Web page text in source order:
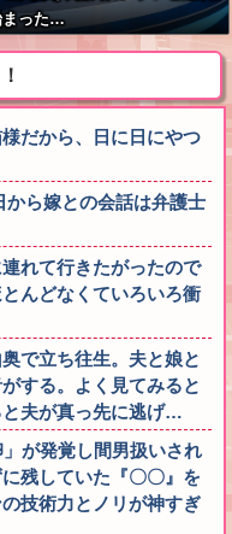
まった…
だから、日に日にやつ
ら嫁との会話は弁護士
れて行きたがったので
んどなくていろいろ衝
で立ち往生。夫と娘と
する。よく見てみると
夫が真っ先に逃げ…
が発覚し間男扱いされ
残していた『〇〇』を
技術力とノリが神すぎ